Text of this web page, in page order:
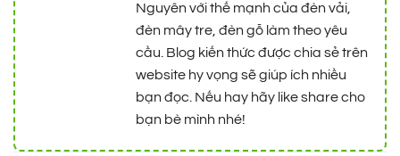
Nguyên với thế mạnh của đèn vải,
đèn mây tre, đèn gỗ làm theo yêu
cầu. Blog kiến thức được chia sẻ trên
website hy vọng sẽ giúp ích nhiều
bạn đọc. Nếu hay hãy like share cho
bạn bè mình nhé!